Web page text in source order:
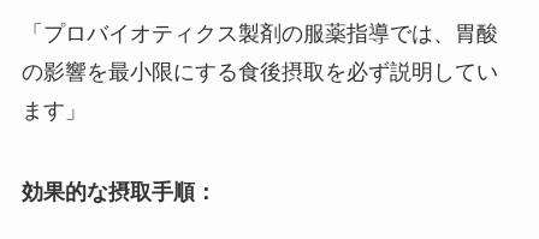
「プロバイオティクス製剤の服薬指導では、胃酸
の影響を最小限にする食後摂取を必ず説明してい
ます」
効果的な摂取手順：